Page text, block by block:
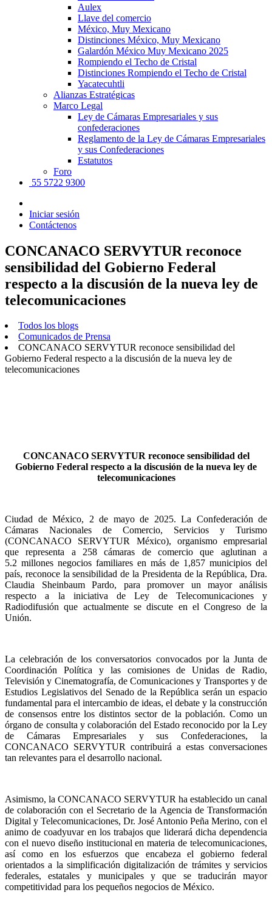
Aulex
Llave del comercio
México, Muy Mexicano
Distinciones México, Muy Mexicano
Galardón México Muy Mexicano 2025
Rompiendo el Techo de Cristal
Distinciones Rompiendo el Techo de Cristal
Yacatecuhtli
Alianzas Estratégicas
Marco Legal
Ley de Cámaras Empresariales y sus
confederaciones
Reglamento de la Ley de Cámaras Empresariales
y sus Confederaciones
Estatutos
Foro
55 5722 9300
Iniciar sesión
Contáctenos
CONCANACO SERVYTUR reconoce
sensibilidad del Gobierno Federal
respecto a la discusión de la nueva ley de
telecomunicaciones
Todos los blogs
Comunicados de Prensa
CONCANACO SERVYTUR reconoce sensibilidad del
Gobierno Federal respecto a la discusión de la nueva ley de
telecomunicaciones
CONCANACO SERVYTUR reconoce sensibilidad del
Gobierno Federal respecto a la discusión de la nueva ley de
telecomunicaciones
Ciudad de México, 2 de mayo de 2025. La Confederación de
Cámaras Nacionales de Comercio, Servicios y Turismo
(CONCANACO SERVYTUR México), organismo empresarial
que representa a 258 cámaras de comercio que aglutinan a
5.2 millones negocios familiares en más de 1,857 municipios del
país, reconoce la sensibilidad de la Presidenta de la República, Dra.
Claudia Sheinbaum Pardo, para promover un mayor análisis
respecto a la iniciativa de Ley de Telecomunicaciones y
Radiodifusión que actualmente se discute en el Congreso de la
Unión.
La celebración de los conversatorios convocados por la Junta de
Coordinación Política y las comisiones de Unidas de Radio,
Televisión y Cinematografía, de Comunicaciones y Transportes y de
Estudios Legislativos del Senado de la República serán un espacio
fundamental para el intercambio de ideas, el debate y la construcción
de consensos entre los distintos sector de la población. Como un
órgano de consulta y colaboración del Estado reconocido por la Ley
de Cámaras Empresariales y sus Confederaciones, la
CONCANACO SERVYTUR contribuirá a estas conversaciones
tan relevantes para el desarrollo nacional.
Asimismo, la CONCANACO SERVYTUR ha establecido un canal
de colaboración con el Secretario de la Agencia de Transformación
Digital y Telecomunicaciones, Dr. José Antonio Peña Merino, con el
animo de coadyuvar en los trabajos que liderará dicha dependencia
con el nuevo diseño institucional en materia de telecomunicaciones,
así como en los esfuerzos que encabeza el gobierno federal
orientados a la simplificación digitalización de trámites y servicios
federales, estatales y municipales y que se traducirán mayor
competitividad para los pequeños negocios de México.